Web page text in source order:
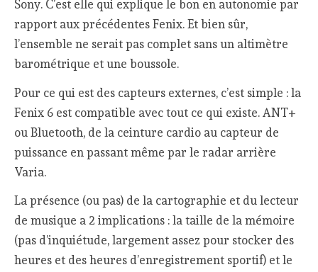
Sony. C’est elle qui explique le bon en autonomie par
rapport aux précédentes Fenix. Et bien sûr,
l’ensemble ne serait pas complet sans un altimètre
barométrique et une boussole.
Pour ce qui est des capteurs externes, c’est simple : la
Fenix 6 est compatible avec tout ce qui existe. ANT+
ou Bluetooth, de la ceinture cardio au capteur de
puissance en passant même par le radar arrière
Varia.
La présence (ou pas) de la cartographie et du lecteur
de musique a 2 implications : la taille de la mémoire
(pas d’inquiétude, largement assez pour stocker des
heures et des heures d’enregistrement sportif) et le